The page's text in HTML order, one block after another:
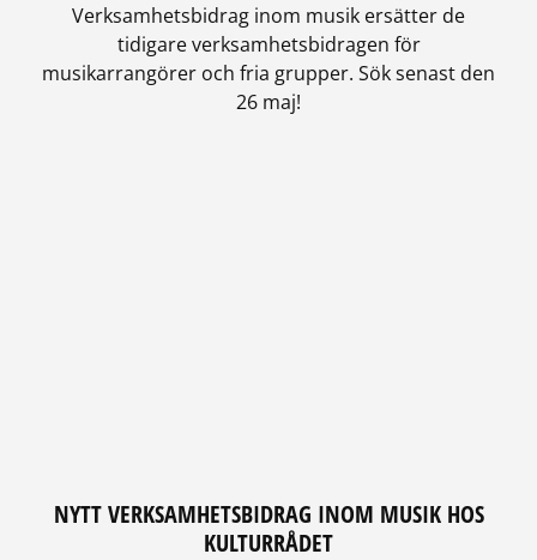
Verksamhetsbidrag inom musik ersätter de
tidigare verksamhetsbidragen för
musikarrangörer och fria grupper. Sök senast den
26 maj!
NYTT VERKSAMHETSBIDRAG INOM MUSIK HOS
KULTURRÅDET